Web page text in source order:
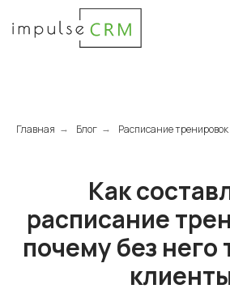
Главная → Блог → Расписание тренировок
Как
расписание
почему без него